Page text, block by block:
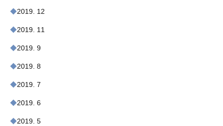
2019. 12
2019. 11
2019. 9
2019. 8
2019. 7
2019. 6
2019. 5